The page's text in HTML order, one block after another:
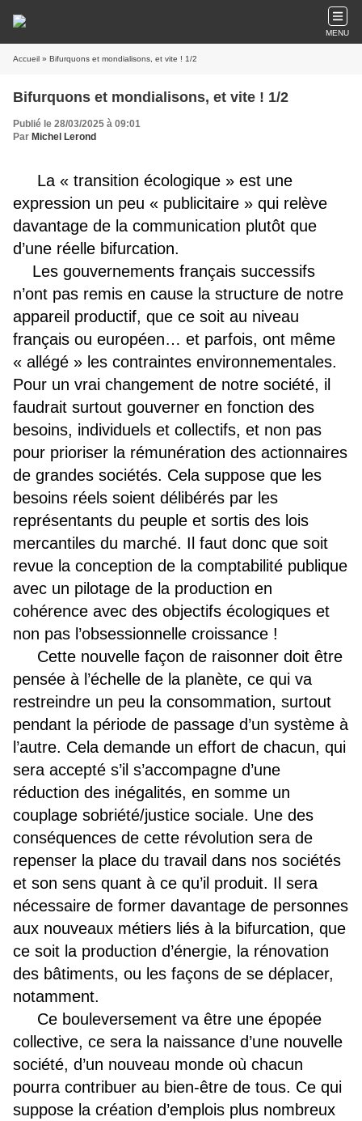
MENU
Accueil » Bifurquons et mondialisons, et vite ! 1/2
Bifurquons et mondialisons, et vite ! 1/2
Publié le 28/03/2025 à 09:01
Par Michel Lerond
La « transition écologique » est une
expression un peu « publicitaire » qui relève
davantage de la communication plutôt que
d’une réelle bifurcation.
Les gouvernements français successifs
n’ont pas remis en cause la structure de notre
appareil productif, que ce soit au niveau
français ou européen… et parfois, ont même
« allégé » les contraintes environnementales.
Pour un vrai changement de notre société, il
faudrait surtout gouverner en fonction des
besoins, individuels et collectifs, et non pas
pour prioriser la rémunération des actionnaires
de grandes sociétés. Cela suppose que les
besoins réels soient délibérés par les
représentants du peuple et sortis des lois
mercantiles du marché. Il faut donc que soit
revue la conception de la comptabilité publique
avec un pilotage de la production en
cohérence avec des objectifs écologiques et
non pas l’obsessionnelle croissance !
Cette nouvelle façon de raisonner doit être
pensée à l’échelle de la planète, ce qui va
restreindre un peu la consommation, surtout
pendant la période de passage d’un système à
l’autre. Cela demande un effort de chacun, qui
sera accepté s’il s’accompagne d’une
réduction des inégalités, en somme un
couplage sobriété/justice sociale. Une des
conséquences de cette révolution sera de
repenser la place du travail dans nos sociétés
et son sens quant à ce qu’il produit. Il sera
nécessaire de former davantage de personnes
aux nouveaux métiers liés à la bifurcation, que
ce soit la production d’énergie, la rénovation
des bâtiments, ou les façons de se déplacer,
notamment.
Ce bouleversement va être une épopée
collective, ce sera la naissance d’une nouvelle
société, d’un nouveau monde où chacun
pourra contribuer au bien-être de tous. Ce qui
suppose la création d’emplois plus nombreux